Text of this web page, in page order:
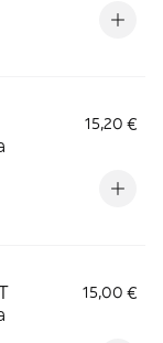
15,20 €
15,00 €